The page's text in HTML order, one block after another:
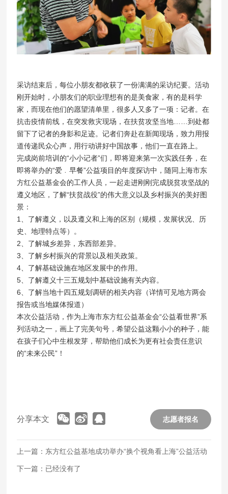
采访结束后，每位小朋友都收获了一份满满的采访纪要。活动
刚开始时，小朋友们的职业理想有的是美食家，有的是科学
家，而现在他们的愿望清单里，很多人又多了一项：记者。在
抗击疫情前线，在突发救灾现场，在扶贫攻坚当地……到处都
留下了记者的身影和足迹。记者们奔赴在新闻现场，致力用报
道传递民众心声，用行动讲好中国故事，他们一直在路上。
完成岗前培训的“小小记者”们，即将迎来第一次实践任务，在
即将举办的“爱﹒早餐”公益项目的年度探访中，随同上海市东
方红公益基金会的工作人员，一起走进刚刚完成脱贫攻坚战的
遵义地区，了解“扶贫战役”的伟大意义以及乡村振兴的美好图
景：
1、了解遵义，以及遵义和上海的区别（规模，发展状况、历
史、地理特点等）。
2、了解城乡差异，东西部差异。
3、了解乡村振兴的背景以及相关政策。
4、了解基础设施在地区发展中的作用。
5、了解遵义十三五规划中基础设施有关内容。
6、了解当地十四五规划调研的相关内容（详情可见地方两会
报告或当地媒体报道）
本次公益活动，作为上海市东方红公益基金会“公益看世界”系
列活动之一，画上了完美句号，希望公益这颗小小的种子，能
在孩子们心中生根发芽，帮助他们成长为更有社会责任意识
的“未来公民”！
分享本文 志愿者报名
上一篇：东方红公益基地成功举办“换个视角看上海”公益活动
下一篇：已经没有了